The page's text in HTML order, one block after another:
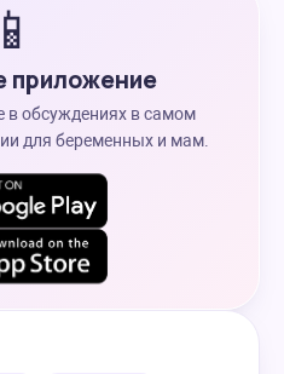
📱
приложение
в обсуждениях в самом
для беременных и мам.